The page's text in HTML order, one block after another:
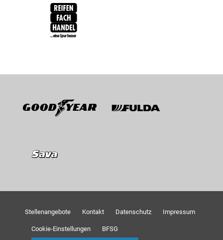
Stellenangebote Kontakt Datenschutz Impressum
Cookie-Einstellungen BFSG